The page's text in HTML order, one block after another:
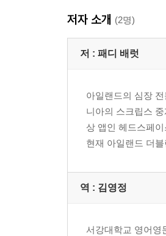
저자 소개 (2명)
저 : 패디 배럿
아일랜드의 심장
니아의 스크립스
상 앱인 헤드스페
현재 아일랜드 더
역 : 김영정
서강대학교 영어영